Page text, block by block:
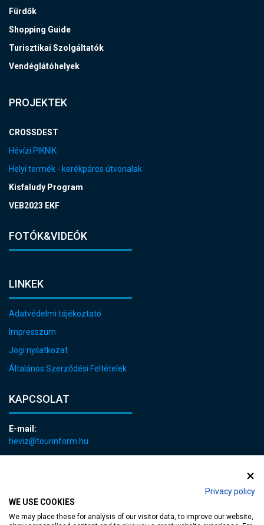
Privacy policy
WE USE COOKIES
We may place these for analysis of our visitor data, to improve our website,
Fürdők
Shopping Guide
Turisztikai Szolgáltatók
Vendéglátóhelyek
PROJEKTEK
CROSSDEST
Hévízi PIKNIK
Helyi termék - kerékpáros útvonalak
Kisfaludy Program
VEB2023 EKF
FOTÓK&VIDEÓK
LINKEK
Adatvédelmi tájékoztató
Impresszum
Jogi nyilatkozat
Általános Szerződési Feltételek
KAPCSOLAT
E-mail:
heviz@tourinform.hu